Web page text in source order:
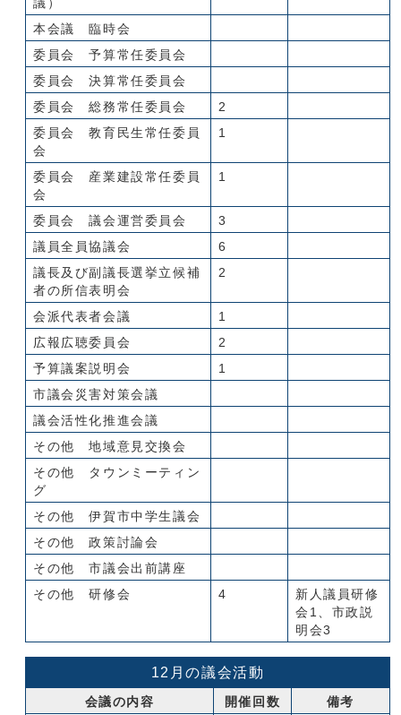
議）
本会議 臨時会
委員会 予算常任委員会
委員会 決算常任委員会
委員会 総務常任委員会
2
委員会 教育民生常任委員
会
1
委員会 産業建設常任委員
会
1
委員会 議会運営委員会
3
議員全員協議会
6
議長及び副議長選挙立候補
者の所信表明会
2
会派代表者会議
1
広報広聴委員会
2
予算議案説明会
1
市議会災害対策会議
議会活性化推進会議
その他 地域意見交換会
その他 タウンミーティン
グ
その他 伊賀市中学生議会
その他 政策討論会
その他 市議会出前講座
その他 研修会
4
新人議員研修
会1、市政説
明会3
12月の議会活動
会議の内容 開催回数
備考